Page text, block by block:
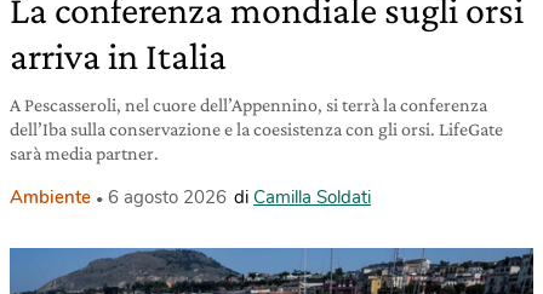
La conferenza mondiale sugli orsi
arriva in Italia
A Pescasseroli, nel cuore dell’Appennino, si terrà la conferenza
dell’Iba sulla conservazione e la coesistenza con gli orsi. LifeGate
sarà media partner.
Ambiente 6 agosto 2026 di Camilla Soldati